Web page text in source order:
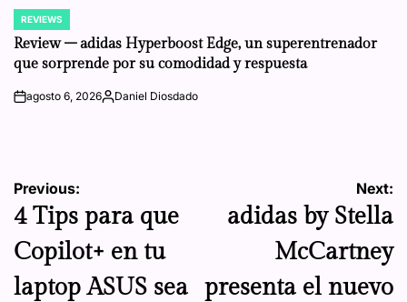
POSTED
IN
REVIEWS
Review – adidas Hyperboost Edge, un superentrenador
que sorprende por su comodidad y respuesta
onagosto 6, 2026Posted
Daniel Diosdado
Navegación
de
entradas
Previous:
4 Tips para que
Copilot+ en tu
laptop ASUS sea
Next:
adidas by Stella
McCartney
presenta el nuevo